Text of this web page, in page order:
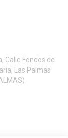
Calle Fondos de
Las Palmas